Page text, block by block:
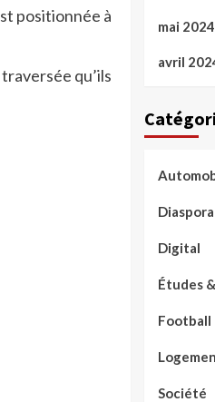
positionnée à
qu’ils
mai 2024
avril
Diaspora
Digital
Études
Football
Société